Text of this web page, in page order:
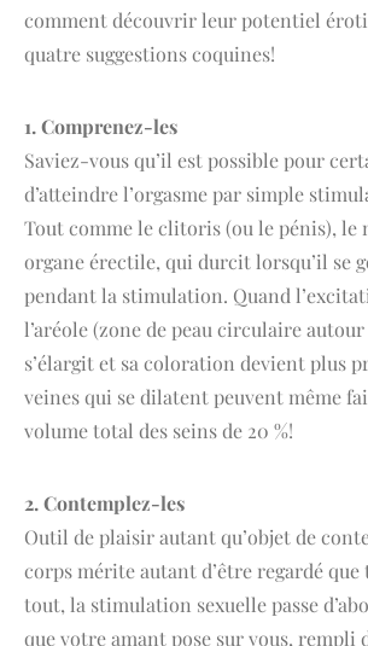
comment découvrir leur potentiel
quatre suggestions coquines!
1. Comprenez-les
Saviez-vous qu’il est possible pour
d’atteindre l’orgasme par simple
Tout comme le clitoris (ou le pénis), le
organe érectile, qui durcit lorsqu’il se
pendant la stimulation. Quand
l’aréole (zone de peau circulaire
s’élargit et sa coloration devient plus
veines qui se dilatent peuvent même
volume total des seins de 20 %!
2. Contemplez-les
Outil de plaisir autant qu’objet de
corps mérite autant d’être regardé que
tout, la stimulation sexuelle passe
que votre amant pose sur vous, rempli